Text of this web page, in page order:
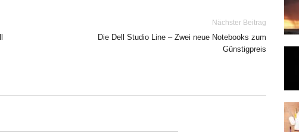
Nächster Beitrag
Die Dell Studio Line – Zwei neue Notebooks zum
Günstigpreis